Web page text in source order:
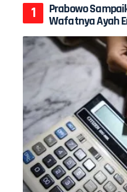
Prabowo
Wafatnya Ayah